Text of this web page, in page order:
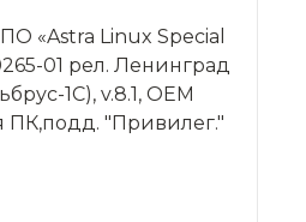
«Astra Linux Special
01 рел. Ленинград
1С), v.8.1, OEM
ПК,подд. "Привилег."